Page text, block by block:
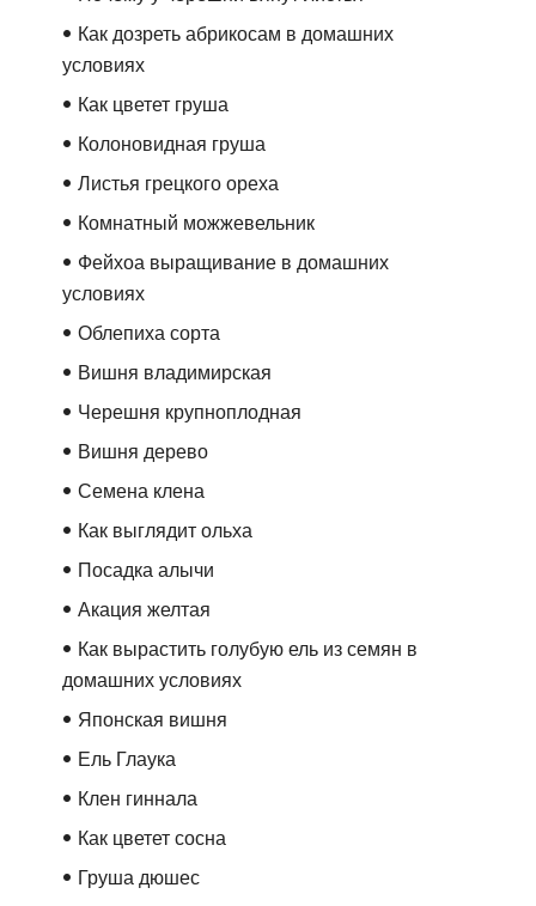
Как дозреть абрикосам в домашних
условиях
Как цветет груша
Колоновидная груша
Листья грецкого ореха
Комнатный можжевельник
Фейхоа выращивание в домашних
условиях
Облепиха сорта
Вишня владимирская
Черешня крупноплодная
Вишня дерево
Семена клена
Как выглядит ольха
Посадка алычи
Акация желтая
Как вырастить голубую ель из семян в
домашних условиях
Японская вишня
Ель Глаука
Клен гиннала
Как цветет сосна
Груша дюшес